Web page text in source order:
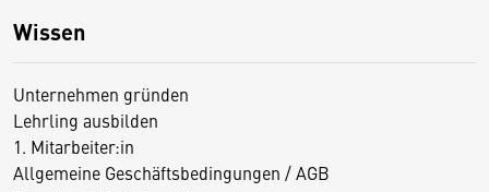
Wissen
Unternehmen gründen
Lehrling ausbilden
1. Mitarbeiter:in
Allgemeine Geschäftsbedingungen / AGB